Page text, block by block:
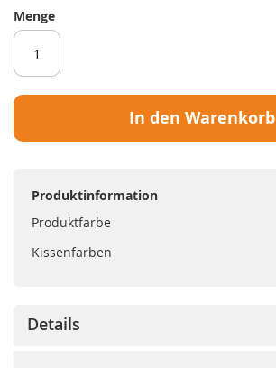
Menge
In den Warenkorb
Produktinformation
Produktfarbe
Kissenfarben
Details